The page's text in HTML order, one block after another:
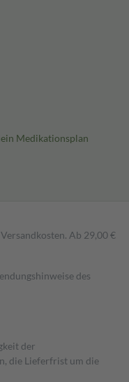
Medikationsplan
Ab 29,00 €
des
der
die Lieferfrist um die